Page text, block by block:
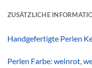
ZUSÄTZLICHE
Handgefertigte Perlen
Perlen Farbe: weinrot,